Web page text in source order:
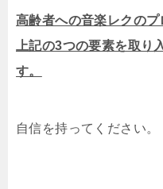
高齢者への音楽レクのプ
上記の3つの要素を取り
す。
自信を持ってください。